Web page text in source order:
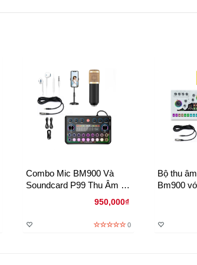
Combo Mic BM900 Và
Soundcard P99 Thu Âm –
Giải Pháp Livestream Hát
Karaoke Podcast Giá Tốt
950,000₫
0
Bộ thu
Bm900